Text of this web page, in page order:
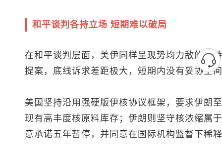
和平谈判各持立场 短期难以破局
在和平谈判层面，美伊同样呈现势均力敌的对
提案，底线诉求差距极大，短期内没有妥协空
美国坚持沿用强硬版伊核协议框架，要求伊朗
现有高丰度核原料库存；伊朗则坚守核浓缩属
意承诺五年暂停，并同意在国际机构监督下稀